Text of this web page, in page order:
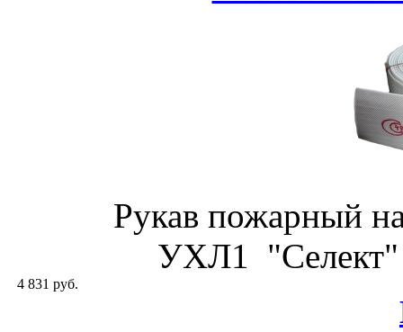
Рукав пожарный
УХЛ1 "Селект"
4 831 руб.